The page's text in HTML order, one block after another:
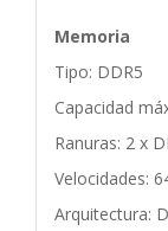
Memoria
Tipo: DDR5
Capacidad
Ranuras: 2 x
Velocidades:
Arquitectura: